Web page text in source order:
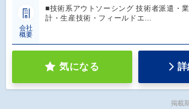
会社
概要
■技術系アウトソーシング 技術者派遣・
計・生産技術・フィールドエ…
気になる
掲載